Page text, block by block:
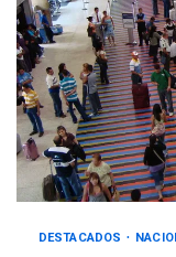
DESTACADOS